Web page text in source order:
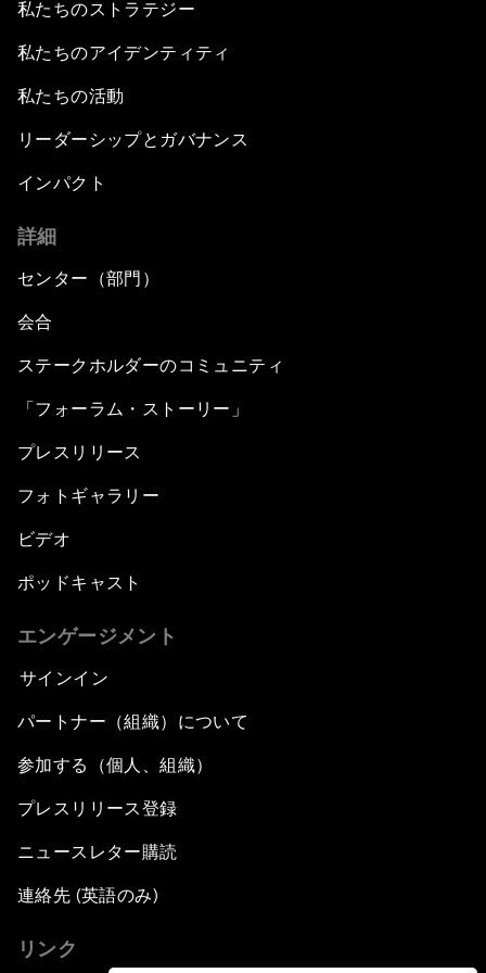
私たちのストラテジー
私たちのアイデンティティ
私たちの活動
リーダーシップとガバナンス
インパクト
詳細
センター（部門）
会合
ステークホルダーのコミュニティ
「フォーラム・ストーリー」
プレスリリース
フォトギャラリー
ビデオ
ポッドキャスト
エンゲージメント
サインイン
パートナー（組織）について
参加する（個人、組織）
プレスリリース登録
ニュースレター購読
連絡先 (英語のみ)
リンク